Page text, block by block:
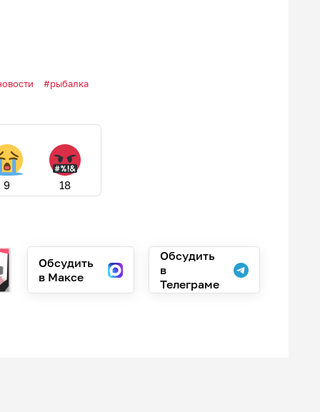
рыбалка
9 18
Обсудить
в Максе
Обсудить
в
Телеграме